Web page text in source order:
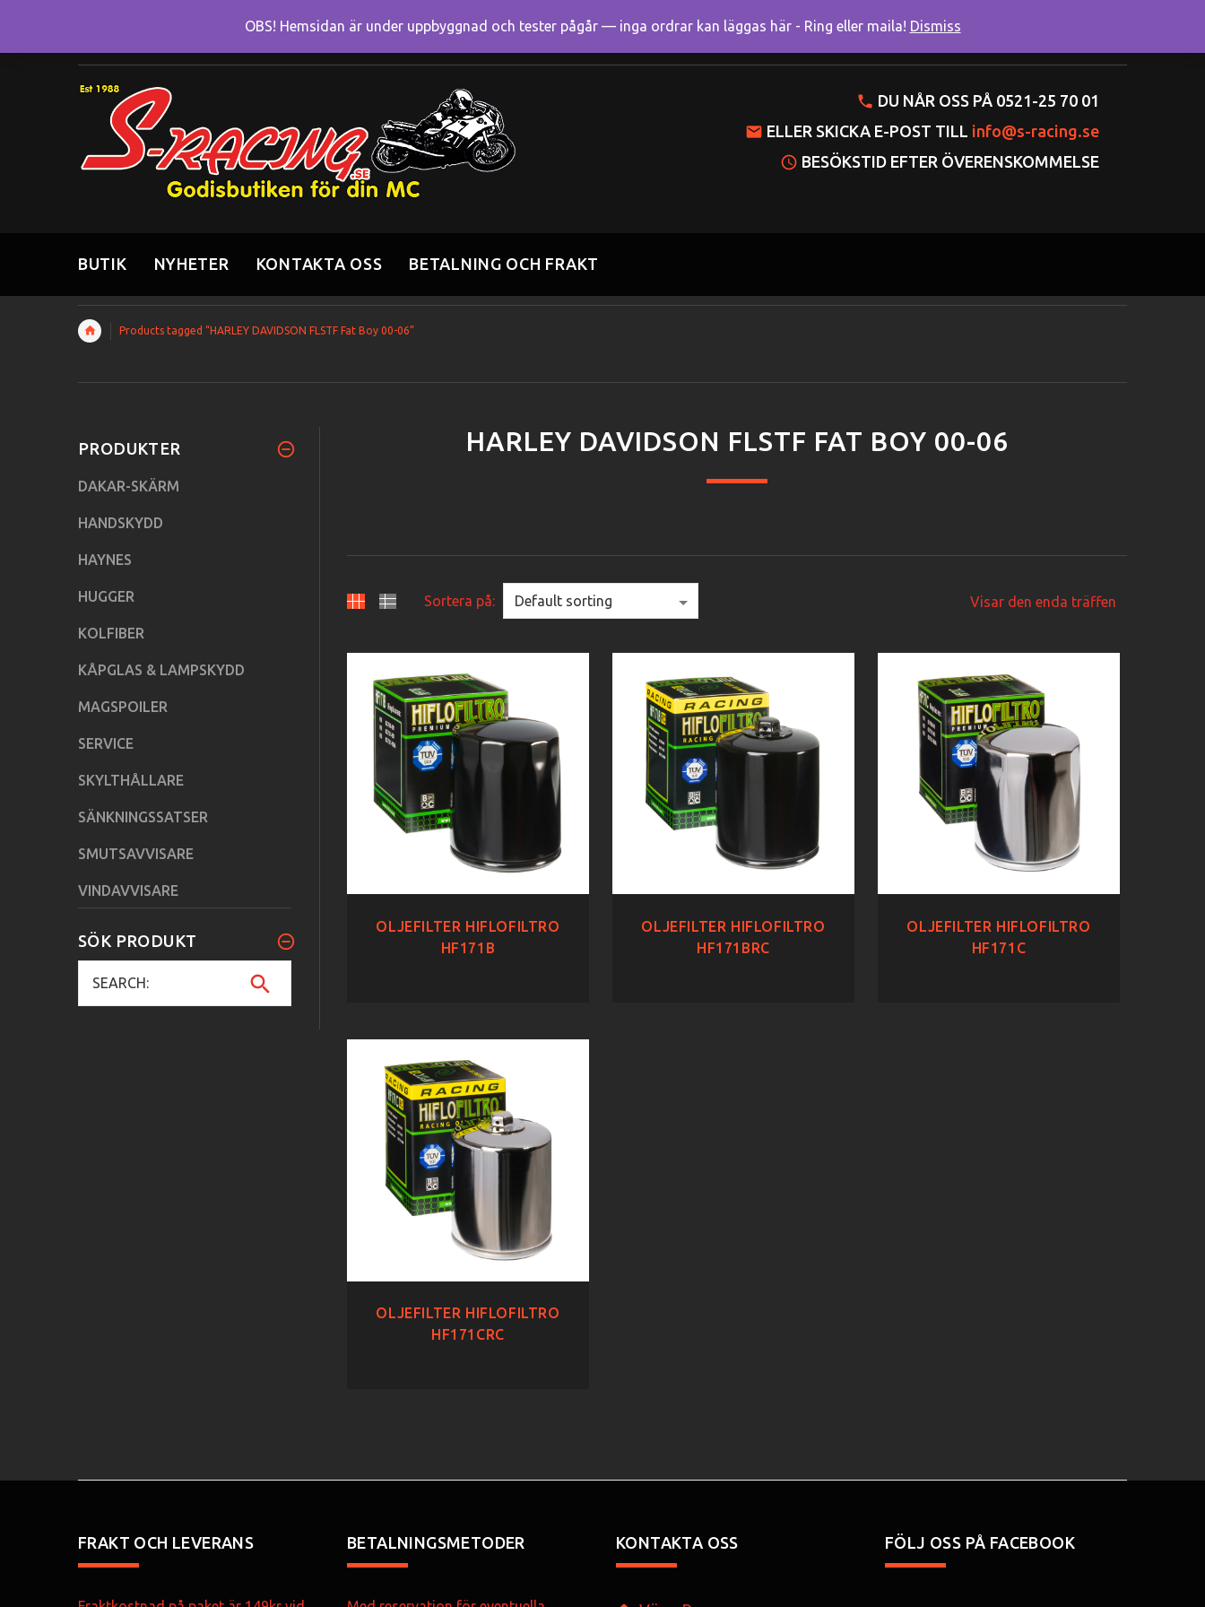
Mitt konto Varukorgen
DU NÅR OSS PÅ 0521-25 70 01
ELLER SKICKA E-POST TILL info@s-racing.se
BESÖKSTID EFTER ÖVERENSKOMMELSE
BUTIK NYHETER KONTAKTA OSS BETALNING OCH FRAKT
Products tagged “HARLEY DAVIDSON FLSTF Fat Boy 00-06”
PRODUKTER
DAKAR-SKÄRM
HANDSKYDD
HAYNES
HUGGER
KOLFIBER
KÅPGLAS & LAMPSKYDD
MAGSPOILER
SERVICE
SKYLTHÅLLARE
SÄNKNINGSSATSER
SMUTSAVVISARE
VINDAVVISARE
SÖK PRODUKT
HARLEY DAVIDSON FLSTF FAT BOY 00-06
Sortera på: Visar den enda träffen
OLJEFILTER HIFLOFILTRO
HF171B
OLJEFILTER HIFLOFILTRO
HF171BRC
OLJEFILTER HIFLOFILTRO
HF171C
OLJEFILTER HIFLOFILTRO
HF171CRC
FRAKT OCH LEVERANS BETALNINGSMETODER KONTAKTA OSS FÖLJ OSS PÅ FACEBOOK
OBS! Hemsidan är under uppbyggnad och tester pågår — inga ordrar kan läggas här - Ring eller maila! Dismiss